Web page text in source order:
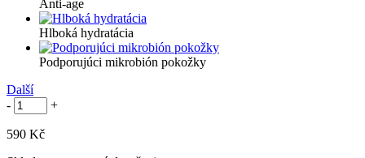
Anti-age
Hlboká hydratácia
Podporujúci mikrobión pokožky
Další
-
+
590 Kč